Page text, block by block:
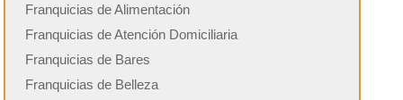
Franquicias de Alimentación
Franquicias de Atención Domiciliaria
Franquicias de Bares
Franquicias de Belleza